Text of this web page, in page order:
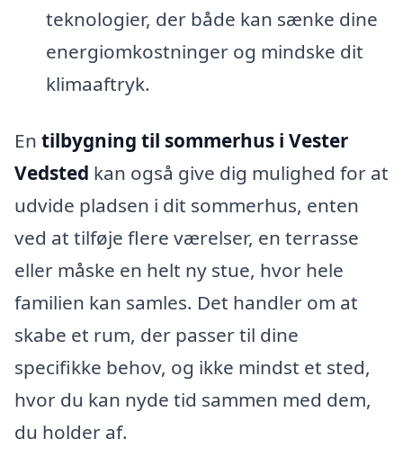
teknologier, der både kan sænke dine
energiomkostninger og mindske dit
klimaaftryk.
En tilbygning til sommerhus i Vester
Vedsted kan også give dig mulighed for at
udvide pladsen i dit sommerhus, enten
ved at tilføje flere værelser, en terrasse
eller måske en helt ny stue, hvor hele
familien kan samles. Det handler om at
skabe et rum, der passer til dine
specifikke behov, og ikke mindst et sted,
hvor du kan nyde tid sammen med dem,
du holder af.